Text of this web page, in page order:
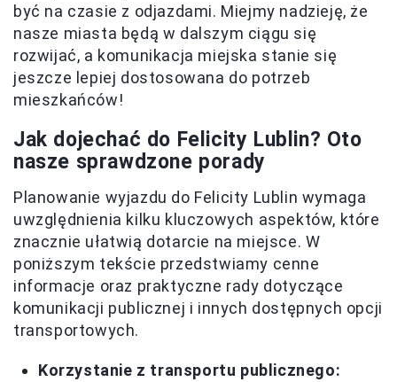
być na czasie z odjazdami. Miejmy nadzieję, że
nasze miasta będą w dalszym ciągu się
rozwijać, a komunikacja miejska stanie się
jeszcze lepiej dostosowana do potrzeb
mieszkańców!
Jak dojechać do Felicity Lublin? Oto
nasze sprawdzone porady
Planowanie wyjazdu do Felicity Lublin wymaga
uwzględnienia kilku kluczowych aspektów, które
znacznie ułatwią dotarcie na miejsce. W
poniższym tekście przedstwiamy cenne
informacje oraz praktyczne rady dotyczące
komunikacji publicznej i innych dostępnych opcji
transportowych.
Korzystanie z transportu publicznego: